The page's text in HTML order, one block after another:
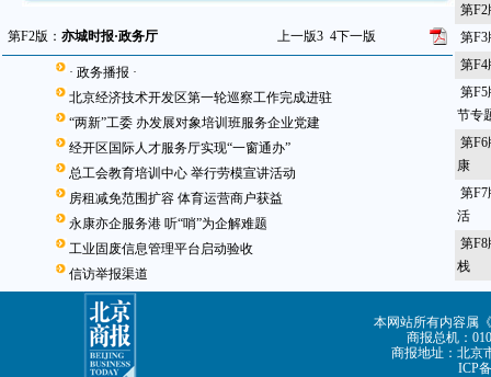
第F2版： 亦城时报·政务厅 上一版3 4下一版
· 政务播报 ·
北京经济技术开发区第一轮巡察工作完成进驻
“两新”工委 办发展对象培训班服务企业党建
经开区国际人才服务厅实现“一窗通办”
总工会教育培训中心 举行劳模宣讲活动
房租减免范围扩容 体育运营商户获益
永康亦企服务港 听“哨”为企解难题
工业固废信息管理平台启动验收
信访举报渠道
第F2
第F3
第F4
第F5
节专
第F6
康
第F7
活
第F8
栈
本网站所有内容属
商报总机：
商报地址：北京
ICP